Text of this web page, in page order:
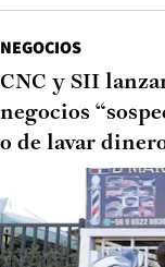
NEGOCIOS
CNC y SII
negocios
o de lavar